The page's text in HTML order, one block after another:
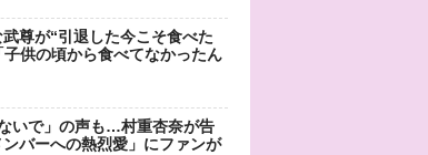
尊が“引退した今こそ食べた
子供の頃から食べてなかったん
いで」の声も…村重杏奈が告
バーへの熱烈愛」にファンが